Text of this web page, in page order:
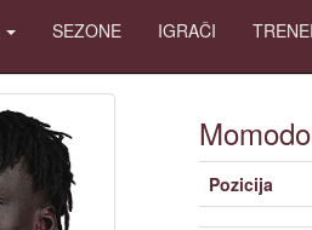
SEZONE IGRAČI
Pozicija